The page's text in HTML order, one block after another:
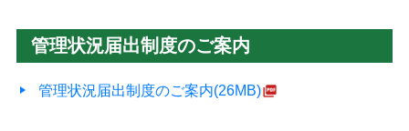
管理状況届出制度のご案内
管理状況届出制度のご案内(26MB)